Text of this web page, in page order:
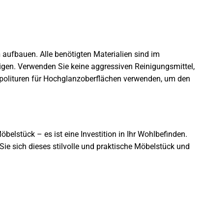
Alle benötigten Materialien sind im
Verwenden Sie keine aggressiven Reinigungsmittel,
für Hochglanzoberflächen verwenden, um den
– es ist eine Investition in Ihr Wohlbefinden.
sich dieses stilvolle und praktische Möbelstück und